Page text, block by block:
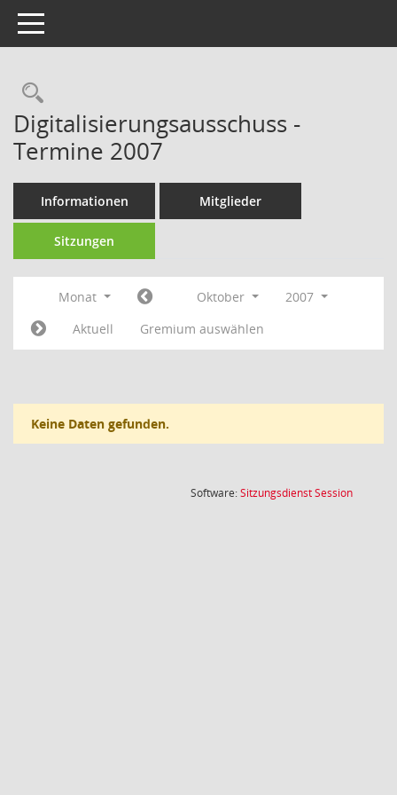
Toggle navigation
Rechercheauswahl
Digitalisierungsausschuss -
Termine 2007
Informationen Mitglieder
Sitzungen
Monat Oktober
2007
Aktuell
Gremium auswählen
Keine Daten gefunden.
Software:SitzungsdienstSession(Wird in